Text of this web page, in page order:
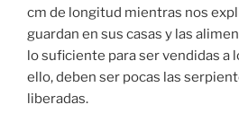
cm de longitud mientras nos
guardan en sus casas y las
lo suficiente para ser vendidas a
ello, deben ser pocas las
liberadas.